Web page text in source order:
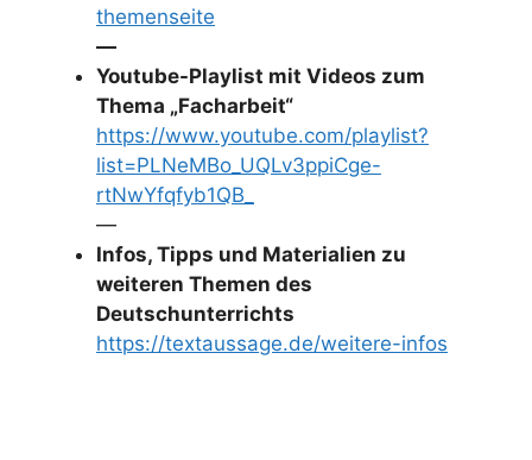
themenseite
—
Youtube-Playlist mit Videos zum
Thema „Facharbeit“
https://www.youtube.com/playlist?
list=PLNeMBo_UQLv3ppiCge-
rtNwYfqfyb1QB_
—
Infos, Tipps und Materialien zu
weiteren Themen des
Deutschunterrichts
https://textaussage.de/weitere-infos